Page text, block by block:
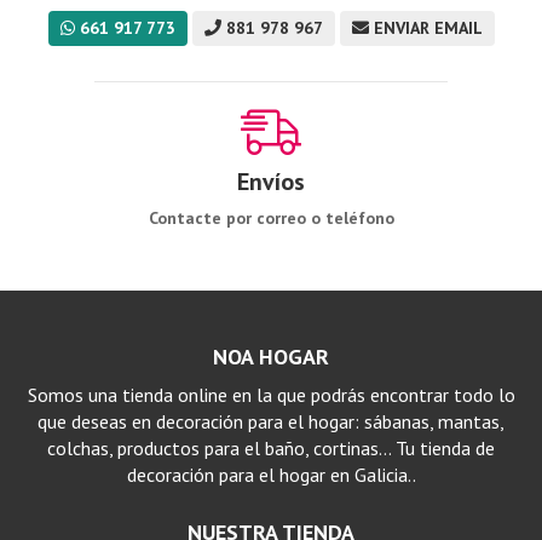
661 917 773 881 978 967 ENVIAR EMAIL
Envíos
Contacte por correo o teléfono
NOA HOGAR
Somos una tienda online en la que podrás encontrar todo lo
que deseas en decoración para el hogar: sábanas, mantas,
colchas, productos para el baño, cortinas… Tu tienda de
decoración para el hogar en Galicia..
NUESTRA TIENDA